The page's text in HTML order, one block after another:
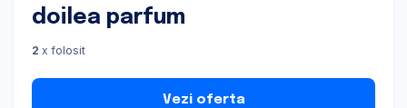
doilea parfum
2 x folosit
Vezi oferta